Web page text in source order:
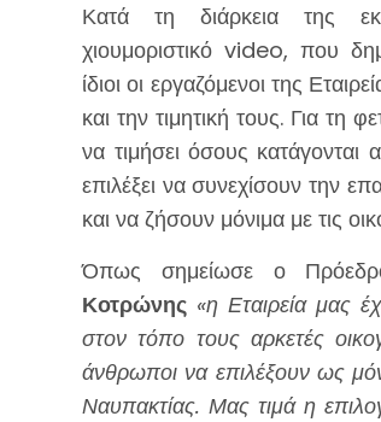
Κατά τη διάρκεια της
χιουμοριστικό video, που
ίδιοι οι εργαζόμενοι της
και την τιμητική τους. Για τη
να τιμήσει όσους
επιλέξει να συνεχίσουν την
και να ζήσουν μόνιμα με τις
Όπως σημείωσε ο
Κοτρώνης «η Εταιρεία μας
στον τόπο τους αρκετές
άνθρωποι να επιλέξουν ως
Ναυπακτίας. Μας τιμά η